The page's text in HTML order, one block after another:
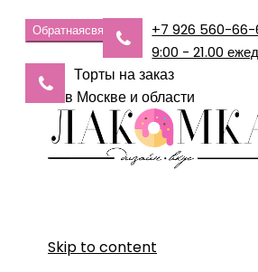
Обратнаясвязь
+7 926 560-66-
9:00 - 21.00
Торты на заказ
в Москве и области
Skip to content